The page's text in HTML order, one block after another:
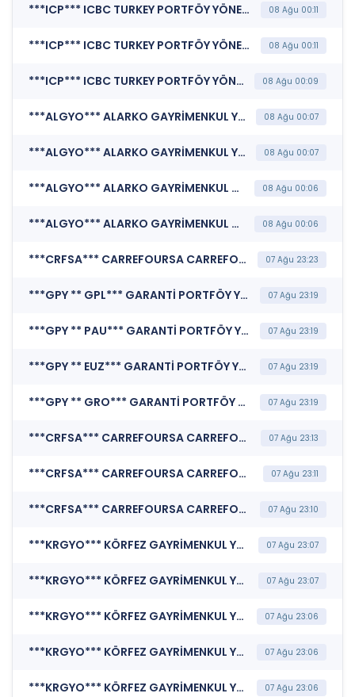
***ICP*** ICBC TURKEY PORTFÖY YÖNETİMİ A.Ş. (Finansal Rapor ) 08 Ağu 00:11
***ICP*** ICBC TURKEY PORTFÖY YÖNETİMİ A.Ş. (Faaliyet Raporu (Konsolide Olmayan)) 08 Ağu 00:11
***ICP*** ICBC TURKEY PORTFÖY YÖNETİMİ A.Ş. (Sorumluluk Beyanı (Konsolide Olmayan)) 08 Ağu 00:09
***ALGYO*** ALARKO GAYRİMENKUL YATIRIM ORTAKLIĞI A.Ş. (Katılım Finansı İlkeleri Bilgi Formu ) 08 Ağu 00:07
***ALGYO*** ALARKO GAYRİMENKUL YATIRIM ORTAKLIĞI A.Ş. (Sorumluluk Beyanı (Konsolide Olmayan)) 08 Ağu 00:07
***ALGYO*** ALARKO GAYRİMENKUL YATIRIM ORTAKLIĞI A.Ş. (Faaliyet Raporu (Konsolide Olmayan)) 08 Ağu 00:06
***ALGYO*** ALARKO GAYRİMENKUL YATIRIM ORTAKLIĞI A.Ş. (Finansal Rapor ) 08 Ağu 00:06
***CRFSA*** CARREFOURSA CARREFOUR SABANCI TİCARET MERKEZİ A.Ş. (Şirket Genel Bilgi Formu) 07 Ağu 23:23
***GPY ** GPL*** GARANTİ PORTFÖY YÖNETİMİ A.Ş. (Borsa Dışı Repo - Ters Repo Sözleşmesi) 07 Ağu 23:19
***GPY ** PAU*** GARANTİ PORTFÖY YÖNETİMİ A.Ş. (Borsa Dışı Repo - Ters Repo Sözleşmesi) 07 Ağu 23:19
***GPY ** EUZ*** GARANTİ PORTFÖY YÖNETİMİ A.Ş. (Borsa Dışı Repo - Ters Repo Sözleşmesi) 07 Ağu 23:19
***GPY ** GRO*** GARANTİ PORTFÖY YÖNETİMİ A.Ş. (Borsa Dışı Repo - Ters Repo Sözleşmesi) 07 Ağu 23:19
***CRFSA*** CARREFOURSA CARREFOUR SABANCI TİCARET MERKEZİ A.Ş. (Sorumluluk Beyanı (Konsolide Olmayan)) 07 Ağu 23:13
***CRFSA*** CARREFOURSA CARREFOUR SABANCI TİCARET MERKEZİ A.Ş. (Faaliyet Raporu (Konsolide Olmayan)) 07 Ağu 23:11
***CRFSA*** CARREFOURSA CARREFOUR SABANCI TİCARET MERKEZİ A.Ş. (Finansal Rapor ) 07 Ağu 23:10
***KRGYO*** KÖRFEZ GAYRİMENKUL YATIRIM ORTAKLIĞI A.Ş. (Portföy Sınırlamalarına Uyumun Kontrolü) 07 Ağu 23:07
***KRGYO*** KÖRFEZ GAYRİMENKUL YATIRIM ORTAKLIĞI A.Ş. (Katılım Finansı İlkeleri Bilgi Formu ) 07 Ağu 23:07
***KRGYO*** KÖRFEZ GAYRİMENKUL YATIRIM ORTAKLIĞI A.Ş. (Sorumluluk Beyanı (Konsolide Olmayan)) 07 Ağu 23:06
***KRGYO*** KÖRFEZ GAYRİMENKUL YATIRIM ORTAKLIĞI A.Ş. (Faaliyet Raporu (Konsolide Olmayan)) 07 Ağu 23:06
***KRGYO*** KÖRFEZ GAYRİMENKUL YATIRIM ORTAKLIĞI A.Ş. (Finansal Rapor ) 07 Ağu 23:06